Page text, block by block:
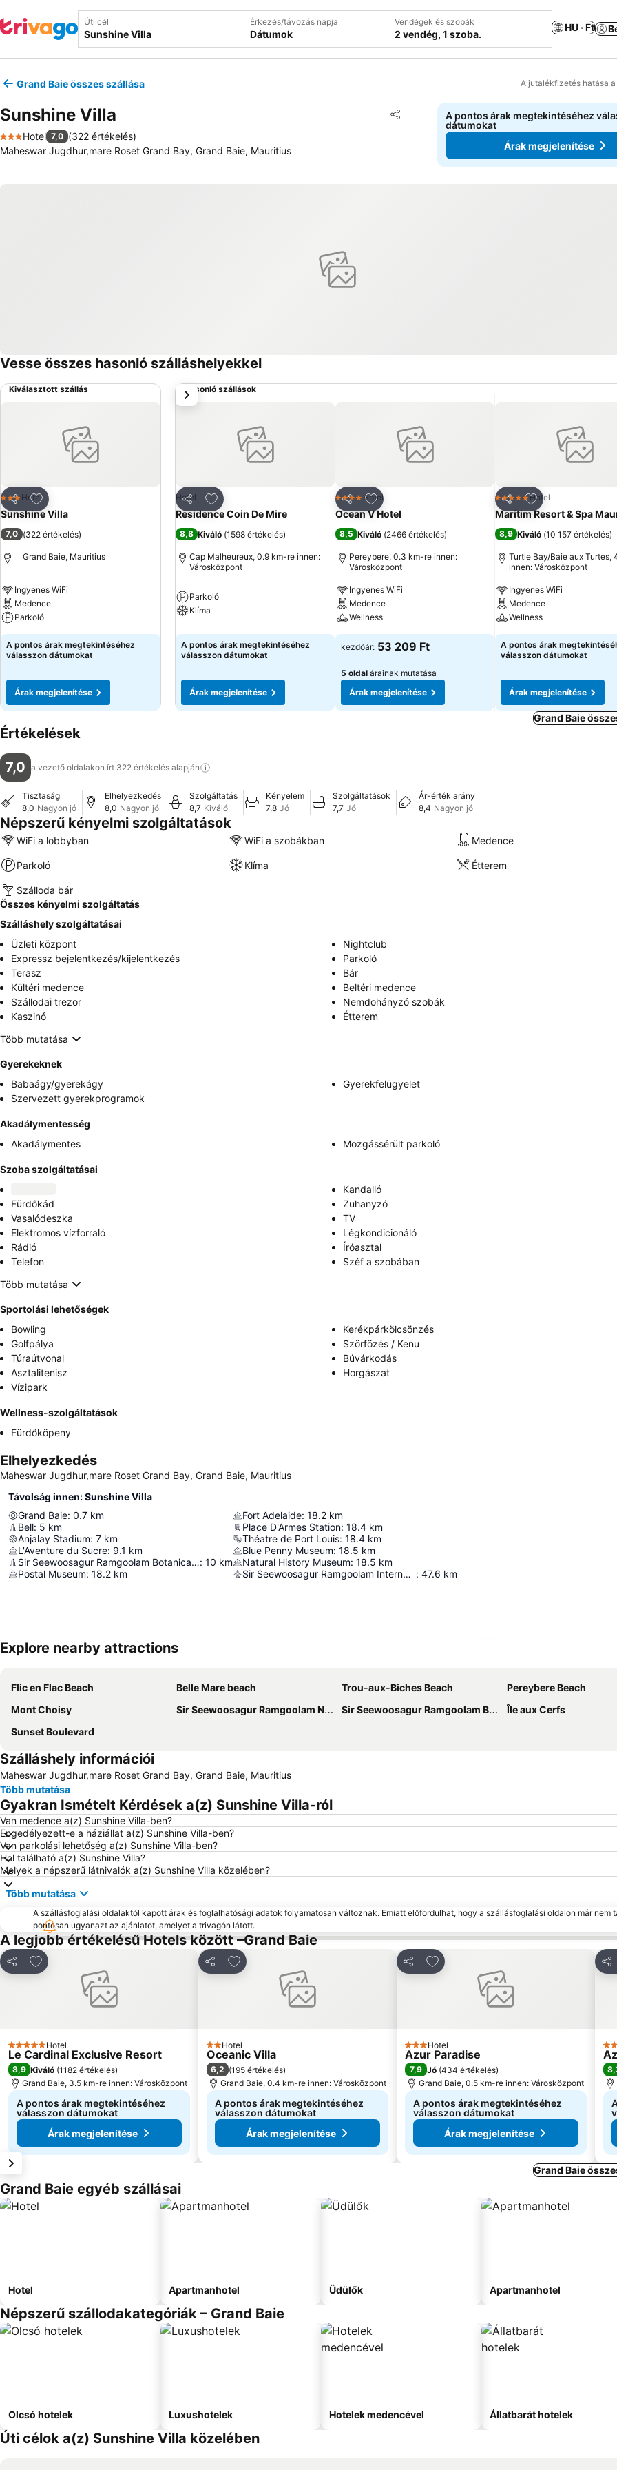
Úti cél Érkezés/távozás napja
Dátumok
Vendégek és szobák
2 vendég, 1 szoba.
HU · Ft
Grand Baie összes szállása A jutalékfizetés hatása
Sunshine Villa Megosztás
Hozzáadás a kedvencekhez
3 Kategória
Hotel 7,0 (322 értékelés)
Maheswar Jugdhur,mare Roset Grand Bay, Grand Baie, Mauritius
A pontos árak megtekintéséhez
dátumokat
Árak megjelenítése
Vesse összes hasonló szálláshelyekkel
Kiválasztott szállás
Megosztás
Hozzáadás a kedvencekhez
3 Kategória
Hotel
Sunshine Villa
7,0 (322 értékelés)
Grand Baie, Mauritius
Ingyenes WiFi
Medence
Parkoló
A pontos árak megtekintéséhez
válasszon dátumokat
Árak megjelenítése
Hasonló szállások
Megosztás
Hozzáadás a kedvencekhez
Hotel
Residence Coin De Mire
8,8 Kiváló (1598 értékelés)
Cap Malheureux, 0.9 km-re innen:
Városközpont
Parkoló
Klíma
A pontos árak megtekintéséhez
válasszon dátumokat
Árak megjelenítése
Megosztás
Hozzáadás a kedvencekhez
4 Kategória
Hotel
Ocean V Hotel
8,5 Kiváló (2466 értékelés)
Pereybere, 0.3 km-re innen:
Városközpont
Ingyenes WiFi
Medence
Wellness
kezdőár: 53 209 Ft
5 oldal árainak mutatása
Árak megjelenítése
Megosztás
Hozzáadás a
5 KategóriaHotel
Maritim Resort & Spa
8,9 Kiváló (10 157 értékelés)
Turtle Bay/Baie aux Turtes,
innen: Városközpont
Ingyenes WiFi
Medence
Wellness
A pontos árak
válasszon dátumokat
Árak megjelenítése
következő
Grand Baie
Értékelések
7,0 a vezető oldalakon írt 322 értékelés alapján
Tisztaság
8,0 Nagyon jó
Elhelyezkedés
8,0 Nagyon jó
Szolgáltatás
8,7 Kiváló
Kényelem
7,8 Jó
Szolgáltatások
7,7 Jó
Ár-érték arány
8,4 Nagyon jó
Népszerű kényelmi szolgáltatások
WiFi a lobbyban WiFi a szobákban Medence
Parkoló Klíma Étterem
Szálloda bár
Összes kényelmi szolgáltatás
Szálláshely szolgáltatásai
Üzleti központ
Nightclub
Expressz bejelentkezés/kijelentkezés
Parkoló
Terasz
Bár
Kültéri medence
Beltéri medence
Szállodai trezor
Nemdohányzó szobák
Kaszinó
Étterem
Több mutatása
Gyerekeknek
Babaágy/gyerekágy
Gyerekfelügyelet
Szervezett gyerekprogramok
Akadálymentesség
Akadálymentes
Mozgássérült parkoló
Szoba szolgáltatásai
Kandalló
Fürdőkád
Zuhanyzó
Vasalódeszka
TV
Elektromos vízforraló
Légkondicionáló
Rádió
Íróasztal
Telefon
Széf a szobában
Több mutatása
Sportolási lehetőségek
Bowling
Kerékpárkölcsönzés
Golfpálya
Szörfözés / Kenu
Túraútvonal
Búvárkodás
Asztalitenisz
Horgászat
Vízipark
Wellness-szolgáltatások
Fürdőköpeny
Elhelyezkedés
Maheswar Jugdhur,mare Roset Grand Bay, Grand Baie, Mauritius
Távolság innen: Sunshine Villa
Grand Baie: 0.7 km
Bell: 5 km
Anjalay Stadium: 7 km
L'Aventure du Sucre: 9.1 km
Sir Seewoosagur Ramgoolam Botanical Garden: 10 km
Postal Museum: 18.2 km
Fort Adelaide: 18.2 km
Place D'Armes Station: 18.4 km
Théatre de Port Louis: 18.4 km
Blue Penny Museum: 18.5 km
Natural History Museum: 18.5 km
Sir Seewoosagur Ramgoolam International Airport : 47.6 km
Explore nearby attractions
Flic en Flac Beach Belle Mare beach Trou-aux-Biches Beach
Pereybere Beach
Mont Choisy
Sir Seewoosagur Ramgoolam Nemzetközi Repülőtér Sir Seewoosagur Ramgoolam Botanic Garden
Île aux Cerfs
Sunset Boulevard
Szálláshely információi
Maheswar Jugdhur,mare Roset Grand Bay, Grand Baie, Mauritius
Több mutatása
Gyakran Ismételt Kérdések a(z) Sunshine Villa-ról
Van medence a(z) Sunshine Villa-ben?
Engedélyezett-e a háziállat a(z) Sunshine Villa-ben?
Van parkolási lehetőség a(z) Sunshine Villa-ben?
Hol található a(z) Sunshine Villa?
Melyek a népszerű látnivalók a(z) Sunshine Villa közelében?
Több mutatása
A szállásfoglalási oldalaktól kapott árak és foglalhatósági adatok folyamatosan változnak. Emiatt előfordulhat, hogy a szállásfoglalási oldalon már nem
pontosan ugyanazt az ajánlatot, amelyet a trivagón látott.
A legjobb értékelésű Hotels között –Grand Baie
Megosztás
Hozzáadás a kedvencekhez
5 Kategória
Hotel
Le Cardinal Exclusive Resort
8,9 Kiváló (1182 értékelés)
Grand Baie, 3.5 km-re innen: Városközpont
A pontos árak megtekintéséhez
válasszon dátumokat
Árak megjelenítése
Megosztás
Hozzáadás a kedvencekhez
2 Kategória
Hotel
Oceanic Villa
6,2 (195 értékelés)
Grand Baie, 0.4 km-re innen: Városközpont
A pontos árak megtekintéséhez
válasszon dátumokat
Árak megjelenítése
Megosztás
Hozzáadás a kedvencekhez
3 Kategória
Hotel
Azur Paradise
7,9 Jó (434 értékelés)
Grand Baie, 0.5 km-re innen: Városközpont
A pontos árak megtekintéséhez
válasszon dátumokat
Árak megjelenítése
3
Grand Baie
Grand Baie egyéb szállásai
Hotel Apartmanhotel Üdülők Apartmanhotel
Népszerű szállodakategóriák – Grand Baie
Olcsó hotelek Luxushotelek Hotelek medencével Állatbarát hotelek
Úti célok a(z) Sunshine Villa közelében